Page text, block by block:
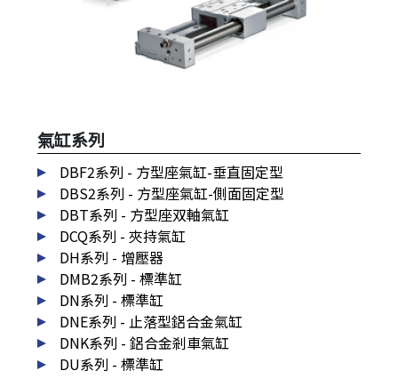
氣缸系列
DBF2系列 - 方型座氣缸-垂直固定型
DBS2系列 - 方型座氣缸-側面固定型
DBT系列 - 方型座双軸氣缸
DCQ系列 - 夾持氣缸
DH系列 - 增壓器
DMB2系列 - 標準缸
DN系列 - 標準缸
DNE系列 - 止落型鋁合金氣缸
DNK系列 - 鋁合金剎車氣缸
DU系列 - 標準缸